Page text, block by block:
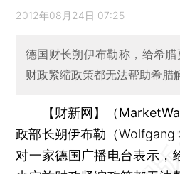
2012年08月24日 07:25
德国财长朔伊布勒称，给希
财政紧缩政策都无法帮助希腊
【财新网】（
政部长朔伊布勒（
对一家德国广播电台表示，